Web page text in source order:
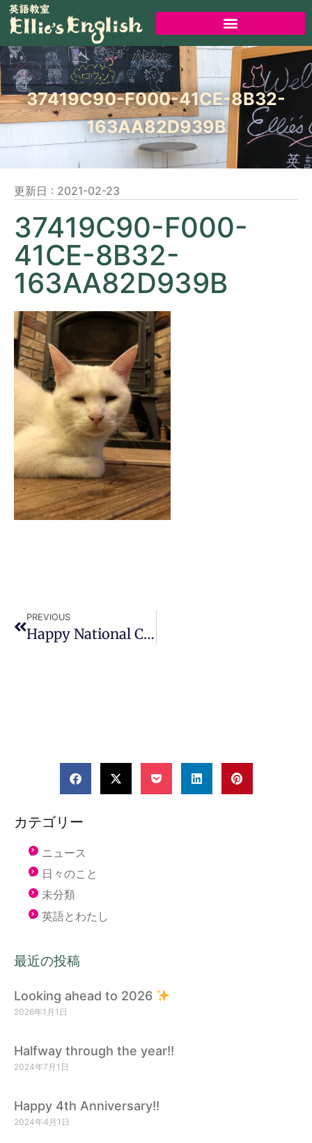
37419C90-F000-41CE-8B32-
163AA82D939B
更新日 : 2021-02-23
37419C90-F000-
41CE-8B32-
163AA82D939B
PREVIOUS
Happy National Cat Day In Japan!!
カテゴリー
ニュース
日々のこと
未分類
英語とわたし
最近の投稿
Looking ahead to 2026
2026年1月1日
Halfway through the year!!
2024年7月1日
Happy 4th Anniversary!!
2024年4月1日